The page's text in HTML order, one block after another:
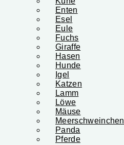
Enten
Esel
Eule
Fuchs
Giraffe
Hasen
Hunde
Igel
Katzen
Lamm
Löwe
Mäuse
Meerschweinchen
Panda
Pferde